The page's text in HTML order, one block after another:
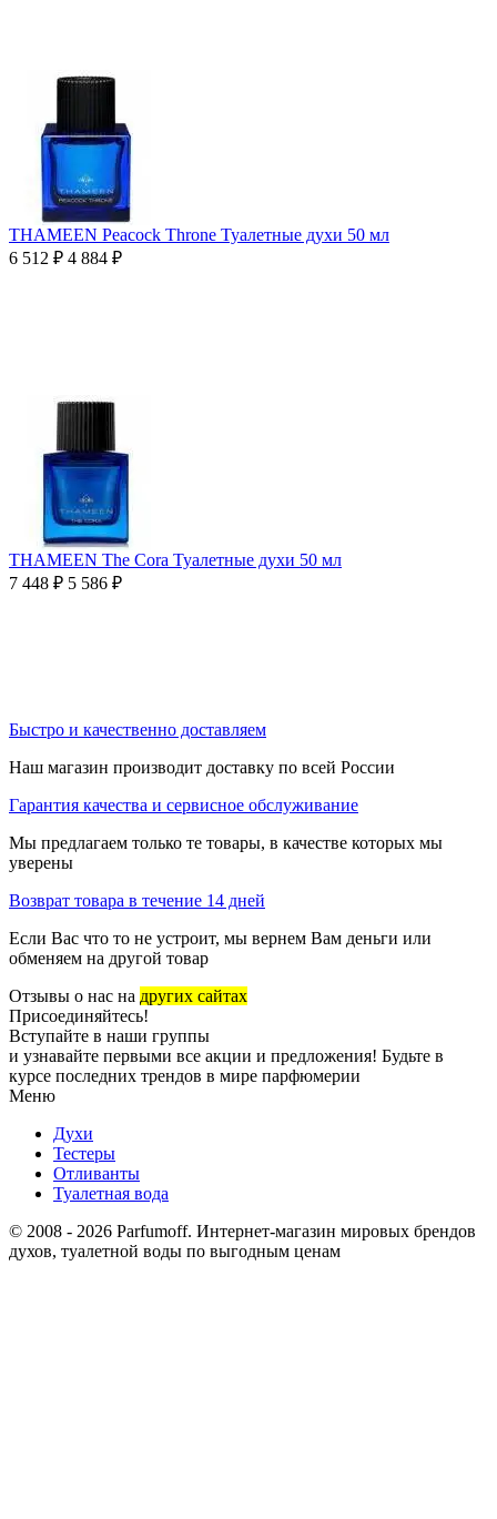
THAMEEN Peacock Throne Туалетные духи 50 мл
6 512 ₽ 4 884 ₽
THAMEEN The Cora Туалетные духи 50 мл
7 448 ₽ 5 586 ₽
Быстро и качественно доставляем
Наш магазин производит доставку по всей России
Гарантия качества и сервисное обслуживание
Мы предлагаем только те товары, в качестве которых мы
уверены
Возврат товара в течение 14 дней
Если Вас что то не устроит, мы вернем Вам деньги или
обменяем на другой товар
Отзывы о нас на других сайтах
Присоединяйтесь!
Вступайте в наши группы
и узнавайте первыми все акции и предложения! Будьте в
курсе последних трендов в мире парфюмерии
Меню
Духи
Тестеры
Отливанты
Туалетная вода
© 2008 - 2026 Parfumoff. Интернет-магазин мировых брендов
духов, туалетной воды по выгодным ценам